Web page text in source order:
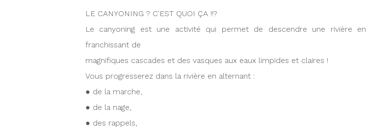
LE CANYONING ? C'EST QUOI ÇA !!?
Le canyoning est une activité qui permet de descendre une rivière en
franchissant de
magnifiques cascades et des vasques aux eaux limpides et claires !
Vous progresserez dans la rivière en alternant :
● de la marche,
● de la nage,
● des rappels,